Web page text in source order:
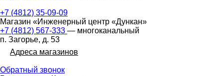
+7 (4812) 35-09-09
Магазин «Инженерный центр «Дункан»
+7 (4812) 567-333 — многоканальный
п. Загорье, д. 53
Адреса магазинов
Обратный звонок